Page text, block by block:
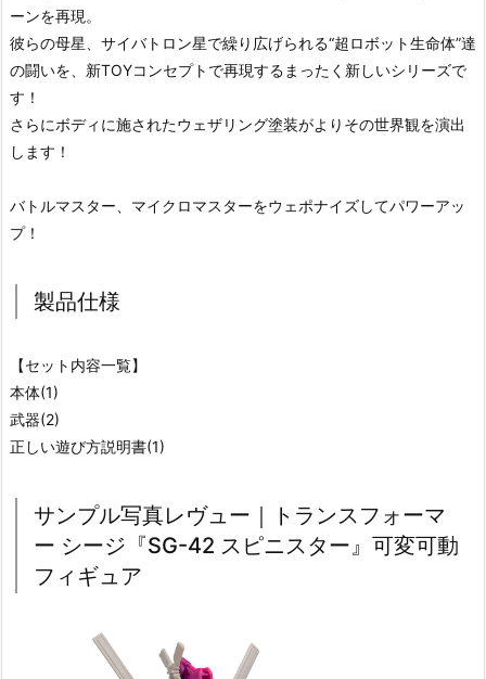
ーンを再現。
彼らの母星、サイバトロン星で繰り広げられる“超ロボット生命体”達
の闘いを、新TOYコンセプトで再現するまったく新しいシリーズで
す！
さらにボディに施されたウェザリング塗装がよりその世界観を演出
します！
バトルマスター、マイクロマスターをウェポナイズしてパワーアッ
プ！
製品仕様
【セット内容一覧】
本体(1)
武器(2)
正しい遊び方説明書(1)
サンプル写真レヴュー｜トランスフォーマ
ー シージ『SG-42 スピニスター』可変可動
フィギュア